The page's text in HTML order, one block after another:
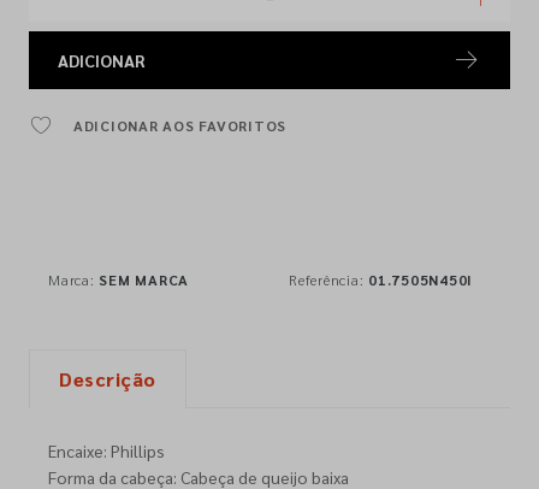
ADICIONAR
ADICIONAR AOS FAVORITOS
Marca: SEM MARCA Referência: 01.7505N450I
Descrição
Encaixe: Phillips
Forma da cabeça: Cabeça de queijo baixa